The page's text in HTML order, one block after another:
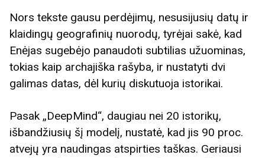
Nors tekste gausu perdėjimų, nesusijusių datų ir
klaidingų geografinių nuorodų, tyrėjai sakė, kad
Enėjas sugebėjo panaudoti subtilias užuominas,
tokias kaip archajiška rašyba, ir nustatyti dvi
galimas datas, dėl kurių diskutuoja istorikai.
Pasak „DeepMind“, daugiau nei 20 istorikų,
išbandžiusių šį modelį, nustatė, kad jis 90 proc.
atvejų yra naudingas atspirties taškas. Geriausi